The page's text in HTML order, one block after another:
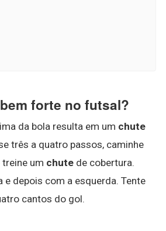
forte no futsal?
da bola resulta em um chute
três a quatro passos, caminhe
um chute de cobertura.
e depois com a esquerda. Tente
cantos do gol.